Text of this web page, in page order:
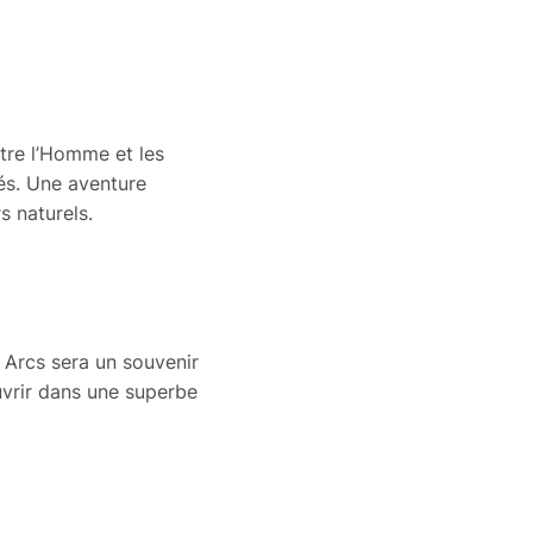
l’Homme et les
Une aventure
naturels.
sera un souvenir
dans une superbe